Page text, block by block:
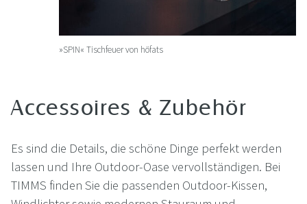
»SPIN« Tischfeuer von höfats
Accessoires & Zubehör
Es sind die Details, die schöne Dinge perfekt werden
lassen und Ihre Outdoor-Oase vervollständigen. Bei
TIMMS finden Sie die passenden Outdoor-Kissen,